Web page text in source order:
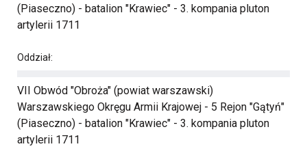
(Piaseczno) - batalion "Krawiec" - 3. kompania pluton
artylerii 1711
Oddział:
VII Obwód "Obroża" (powiat warszawski)
Warszawskiego Okręgu Armii Krajowej - 5 Rejon "Gątyń"
(Piaseczno) - batalion "Krawiec" - 3. kompania pluton
artylerii 1711